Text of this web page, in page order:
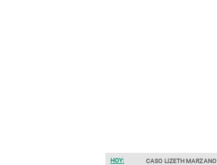
HOY: CASO LIZETH MARZANO